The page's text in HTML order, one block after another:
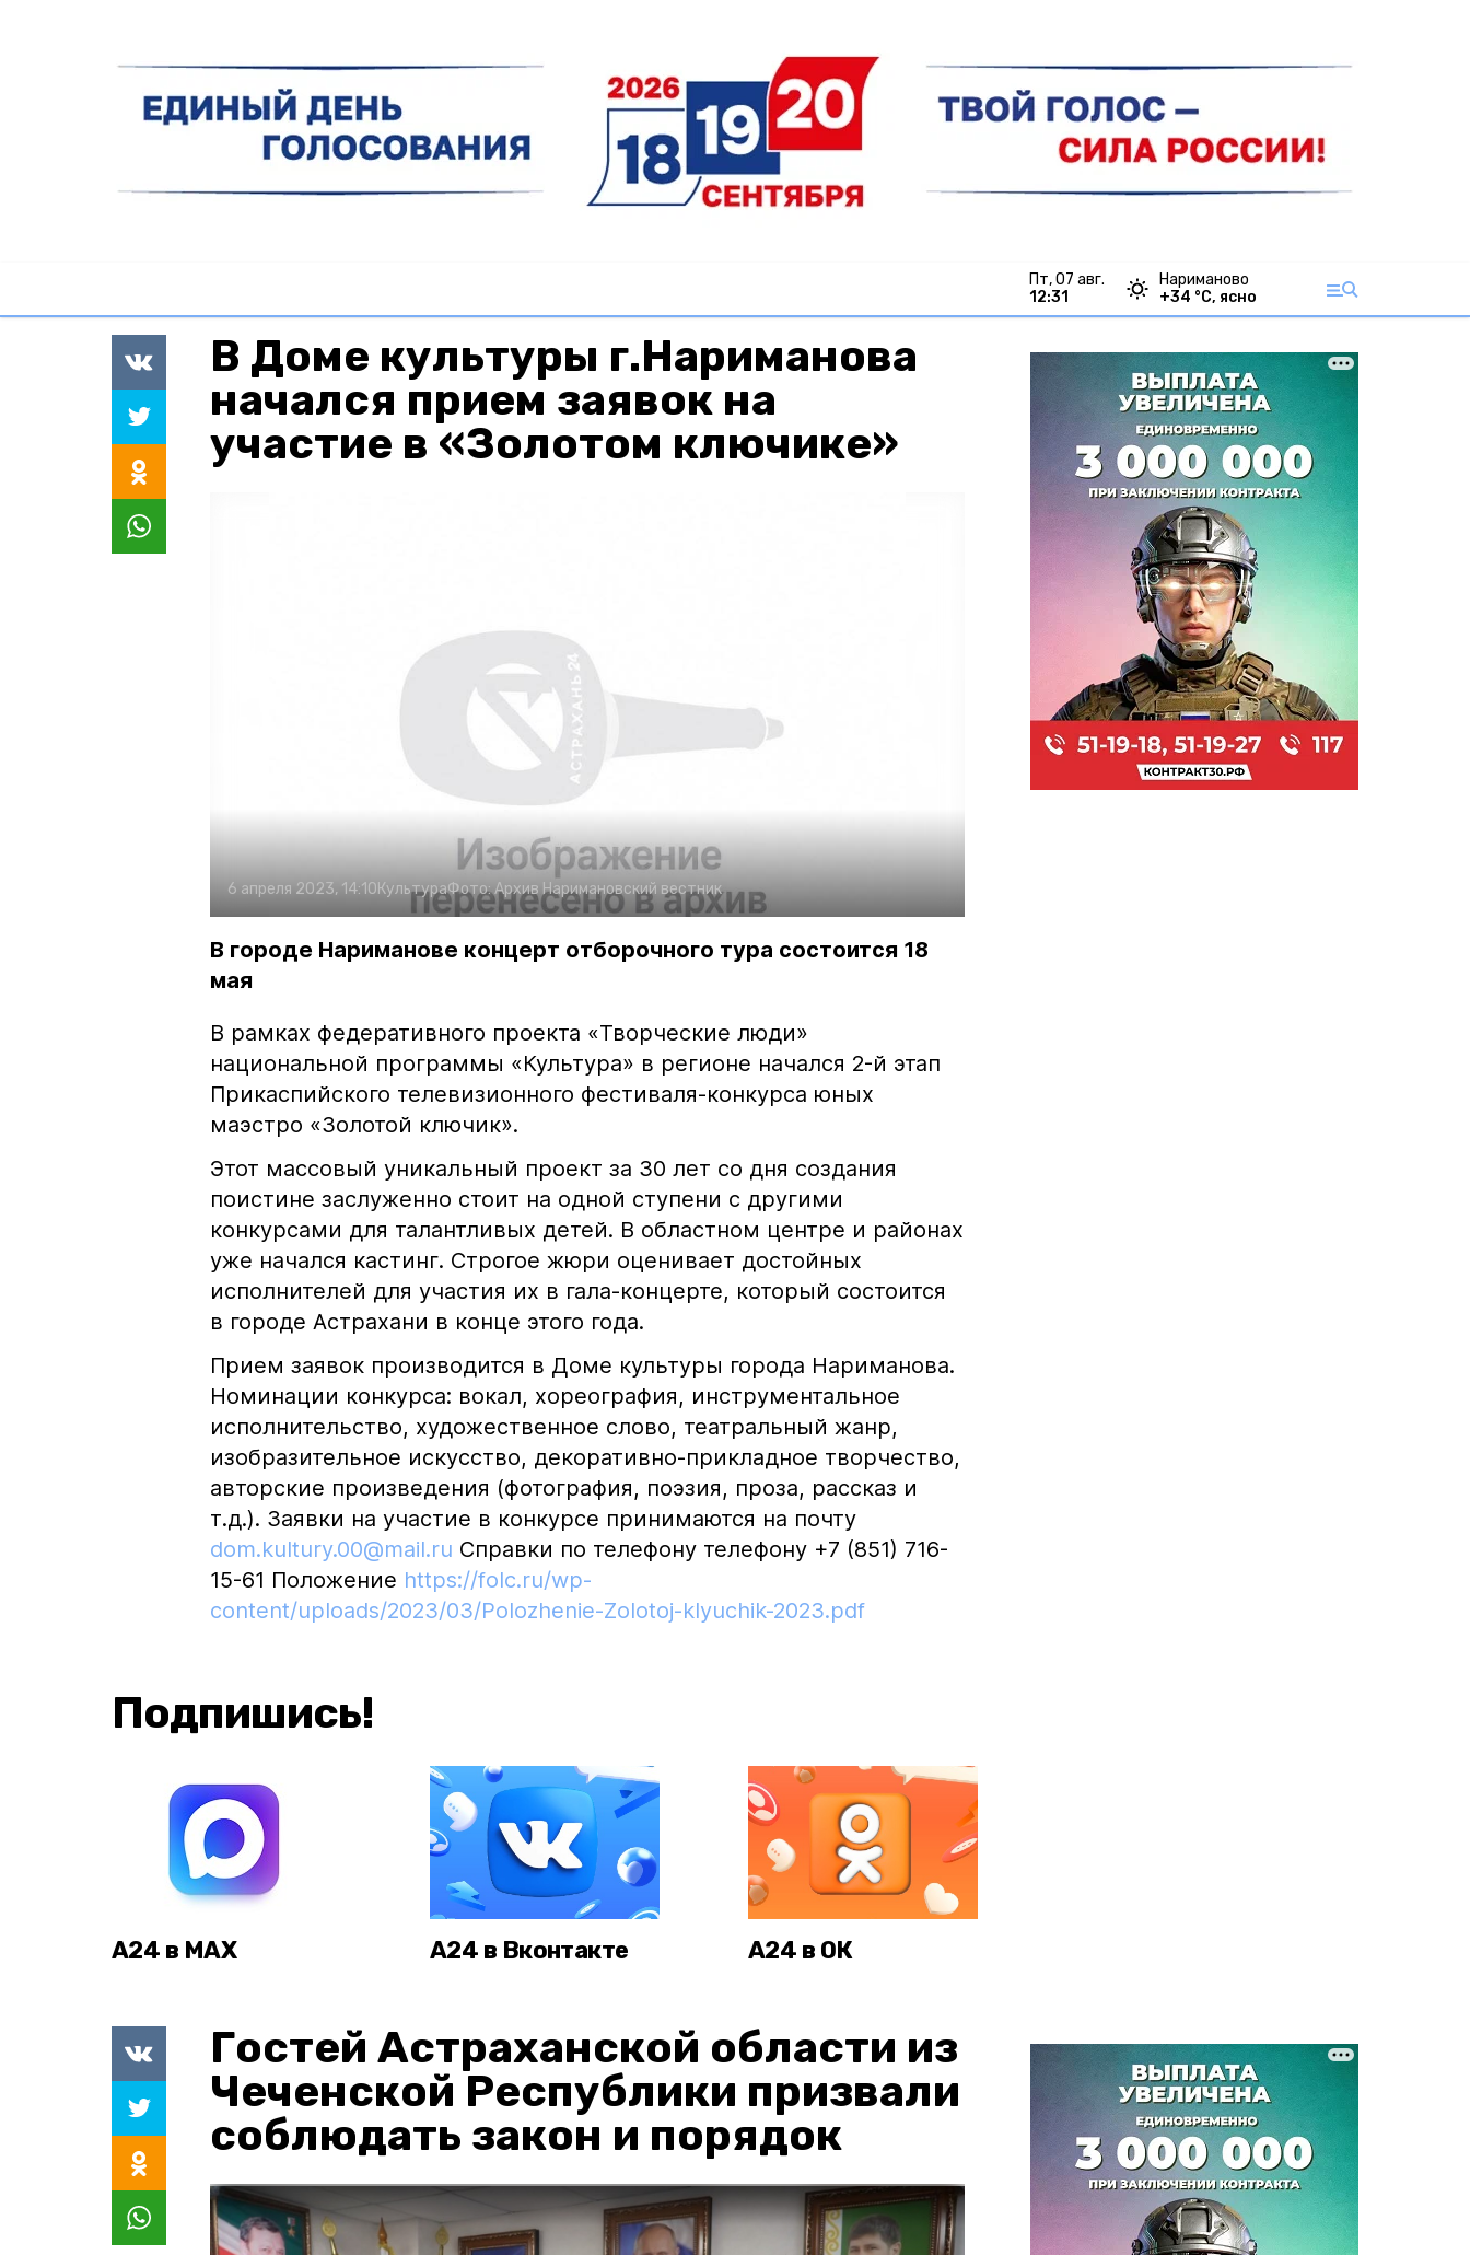
пт, 07 авг.
12:31
Нариманово
+34 °С, ясно
В Доме культуры г.Нариманова
начался прием заявок на
участие в «Золотом ключике»
6 апреля 2023, 14:10КультураФото:Архив Наримановский вестник
В городе Нариманове концерт отборочного тура состоится 18
мая
В рамках федеративного проекта «Творческие люди»
национальной программы «Культура» в регионе начался 2-й этап
Прикаспийского телевизионного фестиваля-конкурса юных
маэстро «Золотой ключик».
Этот массовый уникальный проект за 30 лет со дня создания
поистине заслуженно стоит на одной ступени с другими
конкурсами для талантливых детей. В областном центре и районах
уже начался кастинг. Строгое жюри оценивает достойных
исполнителей для участия их в гала-концерте, который состоится
в городе Астрахани в конце этого года.
Прием заявок производится в Доме культуры города Нариманова.
Номинации конкурса: вокал, хореография, инструментальное
исполнительство, художественное слово, театральный жанр,
изобразительное искусство, декоративно-прикладное творчество,
авторские произведения (фотография, поэзия, проза, рассказ и
т.д.). Заявки на участие в конкурсе принимаются на почту
dom.kultury.00@mail.ru Справки по телефону телефону +7 (851) 716-
15-61 Положение https://folc.ru/wp-
content/uploads/2023/03/Polozhenie-Zolotoj-klyuchik-2023.pdf
Подпишись!
А24 в MAX А24 в Вконтакте А24 в ОК
Гостей Астраханской области из
Чеченской Республики призвали
соблюдать закон и порядок